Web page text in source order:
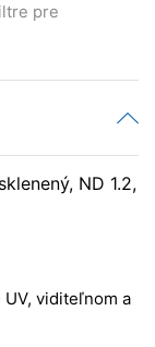
pre
ND 1.2,
viditeľnom a